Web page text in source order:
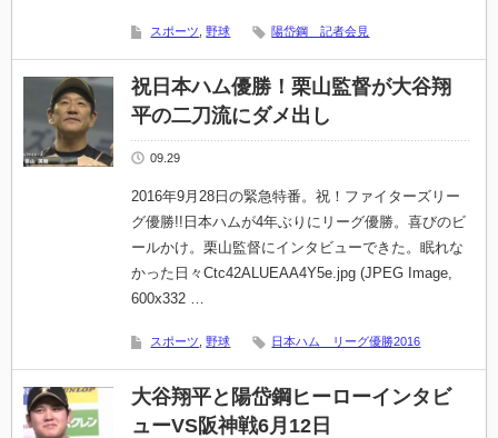
スポーツ ,野球 陽岱鋼 記者会見
祝日本ハム優勝！栗山監督が大谷翔
平の二刀流にダメ出し
09.29
2016年9月28日の緊急特番。祝！ファイターズリー
グ優勝!!日本ハムが4年ぶりにリーグ優勝。喜びのビ
ールかけ。栗山監督にインタビューできた。眠れな
かった日々Ctc42ALUEAA4Y5e.jpg (JPEG Image,
600x332 …
スポーツ ,野球 日本ハム リーグ優勝2016
大谷翔平と陽岱鋼ヒーローインタビ
ューVS阪神戦6月12日